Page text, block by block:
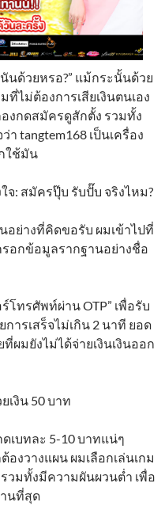
นด้วยหรอ?” แม้กระนั้นด้วย
ไม่ต้องการเสียเงินตนเอง
งกดสมัครดูสักตั้ง รวมทั้ง
tangtem168 เป็นเครื่อง
ใช้มัน
จ: สมัครปุ๊บ รับปั๊บ จริงไหม?
ย่างที่คิดขอรับ ผมเข้าไปที่
รอกข้อมูลรากฐานอย่างชื่อ
โทรศัพท์ผ่าน OTP” เพื่อรับ
ารเสร็จไม่เกิน 2 นาที ยอด
ผมยังไม่ได้จ่ายเงินเงินออก
เงิน 50 บาท
เบทละ 5-10 บาทแน่ๆ
งวางแผน ผมเลือกเล่นเกม
รวมทั้งมีความผันผวนต่ำ เพื่อ
านที่สุด